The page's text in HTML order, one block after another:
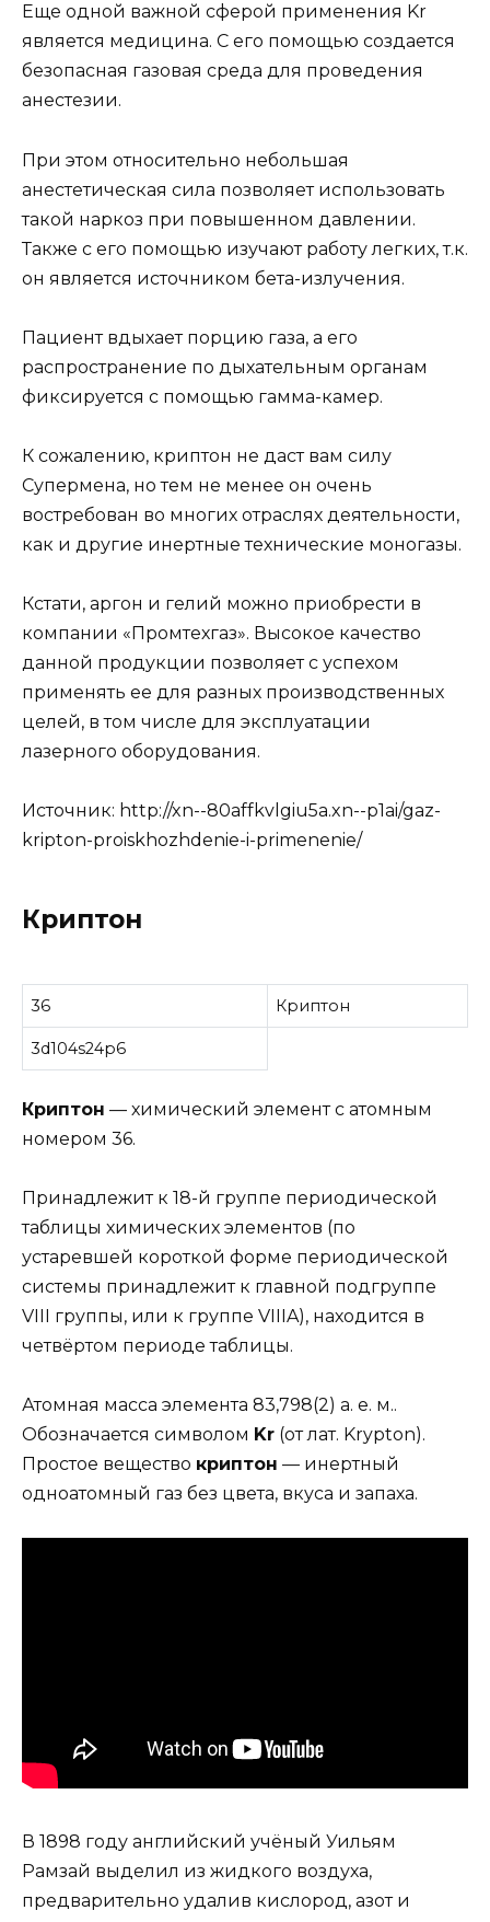
Еще одной важной сферой применения Kr
является медицина. С его помощью создается
безопасная газовая среда для проведения
анестезии.
При этом относительно небольшая
анестетическая сила позволяет использовать
такой наркоз при повышенном давлении.
Также с его помощью изучают работу легких, т.к.
он является источником бета-излучения.
Пациент вдыхает порцию газа, а его
распространение по дыхательным органам
фиксируется с помощью гамма-камер.
К сожалению, криптон не даст вам силу
Супермена, но тем не менее он очень
востребован во многих отраслях деятельности,
как и другие инертные технические моногазы.
Кстати, аргон и гелий можно приобрести в
компании «Промтехгаз». Высокое качество
данной продукции позволяет с успехом
применять ее для разных производственных
целей, в том числе для эксплуатации
лазерного оборудования.
Источник: http://xn--80affkvlgiu5a.xn--p1ai/gaz-
kripton-proiskhozhdenie-i-primenenie/
Криптон
36 Криптон
3d104s24p6
Криптон — химический элемент с атомным
номером 36.
Принадлежит к 18-й группе периодической
таблицы химических элементов (по
устаревшей короткой форме периодической
системы принадлежит к главной подгруппе
VIII группы, или к группе VIIIA), находится в
четвёртом периоде таблицы.
Атомная масса элемента 83,798(2) а. е. м..
Обозначается символом Kr (от лат. Krypton).
Простое вещество криптон — инертный
одноатомный газ без цвета, вкуса и запаха.
В 1898 году английский учёный Уильям
Рамзай выделил из жидкого воздуха,
предварительно удалив кислород, азот и